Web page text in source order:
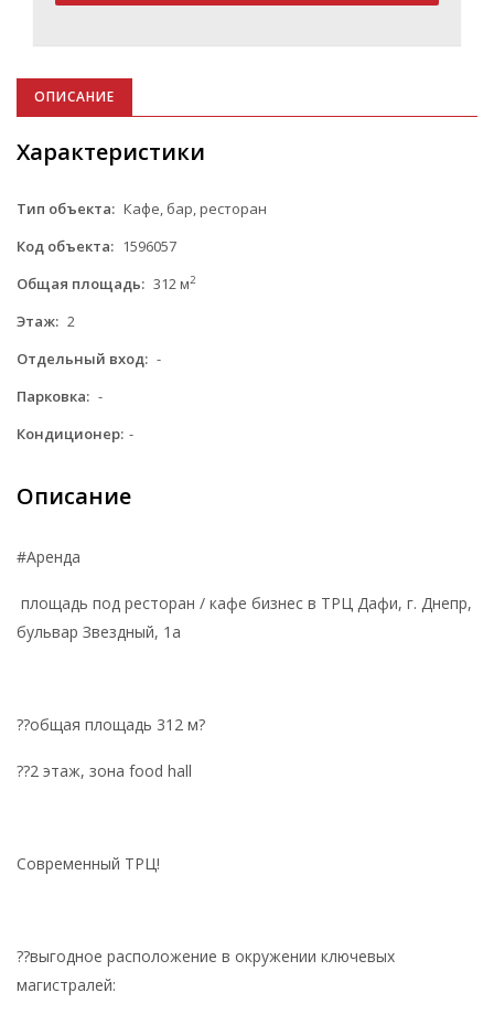
ОПИСАНИЕ
Характеристики
Тип объекта: Кафе, бар, ресторан
Код объекта: 1596057
Общая площадь: 312 м2
Этаж: 2
Отдельный вход: -
Парковка: -
Кондиционер: -
Описание
#Аренда
площадь под ресторан / кафе бизнес в ТРЦ Дафи, г. Днепр,
бульвар Звездный, 1а
??общая площадь 312 м?
??2 этаж, зона food hall
Современный ТРЦ!
??выгодное расположение в окружении ключевых
магистралей: